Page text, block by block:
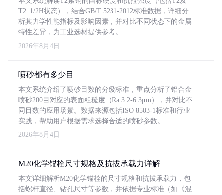
T2_1/2H状态），结合GB/T 5231-2012标准数据，详细分
析其力学性能指标及影响因素，并对比不同状态下的金属
特性差异，为工业选材提供参考。
2026年8月4日
喷砂都有多少目
本文系统介绍了喷砂目数的分级标准，重点分析了铝合金
喷砂200目对应的表面粗糙度（Ra 3.2-6.3μm），并对比不
同目数的应用场景。数据来源包括ISO 8503-1标准和行业
实践，帮助用户根据需求选择合适的喷砂参数。
2026年8月4日
M20化学锚栓尺寸规格及抗拔承载力详解
本文详细解析M20化学锚栓的尺寸规格和抗拔承载力，包
括螺杆直径、钻孔尺寸等参数，并依据专业标准（如《混